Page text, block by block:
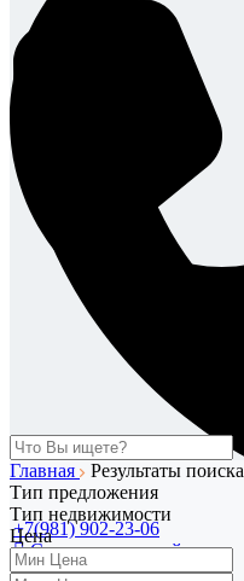
+7(981) 902-23-06
Связаться со мной
Главная
Результаты поиска
Тип предложения
Тип недвижимости
Цена